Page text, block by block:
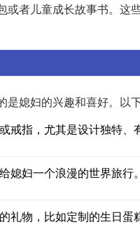
者儿童成长故事书。这
媳妇的兴趣和喜好。以
戒指，尤其是设计独特
媳妇一个浪漫的世界旅
礼物，比如定制的生日